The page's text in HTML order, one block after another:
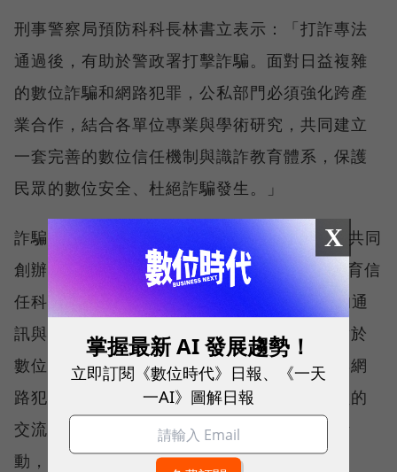
刑事警察局預防科科長林書立表示：「打詐專法
通過後，有助於警政署打擊詐騙。面對日益複雜
的數位詐騙和網路犯罪，公私部門必須強化跨產
業合作，結合各單位專業與學術研究，共同建立
一套完善的數位信任機制與識詐教育體系，保護
民眾的數位安全、杜絕詐騙發生。」
詐騙研究暨AI科技防詐小組召集人Gogolook共同
創辦人暨董事長鄭勝丰表示：「Gogolook培育信
任科技發展，致力於透過AI技術和全球最大的通
訊與數位防詐數據資料庫，提升產業和全民對於
數位安全的信任。面對日益複雜的數位詐騙與網
路犯罪挑戰，未來也將加深與協會跨產業成員的
交流、技術合作，共同推動防詐識讀教育等活
動，喚起整個社會對於防詐意識與責任。」
X
掌握最新 AI 發展趨勢！
立即訂閱《數位時代》日報、《一天
一AI》圖解日報